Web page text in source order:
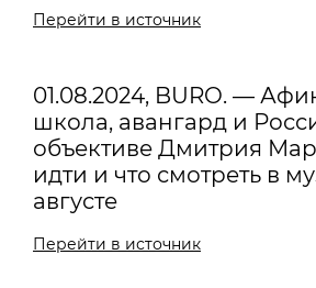
Перейти в источник
01.08.2024, BURO. —
школа, авангард и
объективе Дмитрия
идти и что смотреть в
августе
Перейти в источник